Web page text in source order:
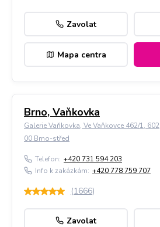
Zavolat
Mapa centra
Brno, Vaňkovka
Galerie Vaňkovka, Ve Vaňkovce 462/1, 602
00 Brno-střed
Telefon: +420 731 594 203
Info k zakázkám: +420 778 759 707
(1666)
Zavolat